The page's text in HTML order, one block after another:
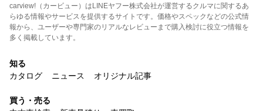
carview!（カービュー）はLINEヤフー株式会社が運営するクルマに関するあ
らゆる情報やサービスを提供するサイトです。価格やスペックなどの公式情
報から、ユーザーや専門家のリアルなレビューまで購入検討に役立つ情報を
多く掲載しています。
知る
カタログ
ニュース オリジナル記事
買う・売る